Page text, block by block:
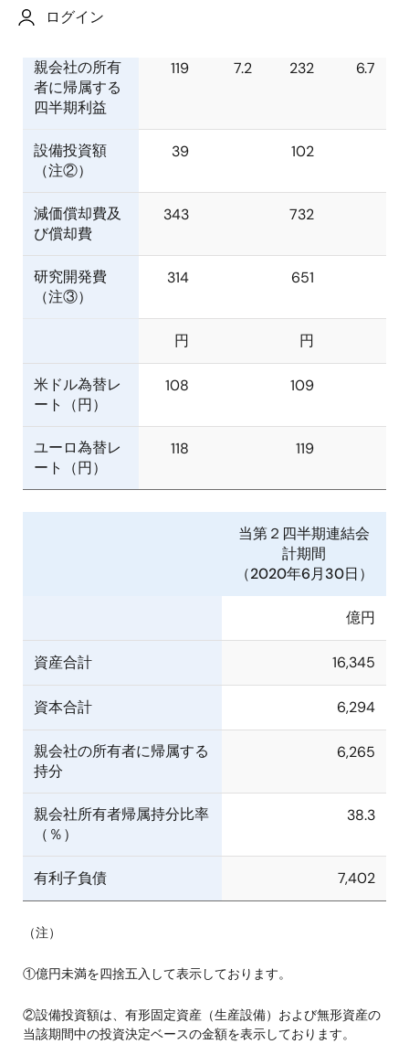
ログイン
営業利益
親会社の所有
者に帰属する
四半期利益
119 7.2 232 6.7
設備投資額
（注②）
39 102
減価償却費及
び償却費
343 732
研究開発費
（注③）
314 651
円 円
米ドル為替レ
ート（円）
108 109
ユーロ為替レ
ート（円）
118 119
当第２四半期連結会
計期間
（2020年6月30日）
億円
資産合計 16,345
資本合計 6,294
親会社の所有者に帰属する
持分
6,265
親会社所有者帰属持分比率
（％）
38.3
有利子負債 7,402
（注）
①億円未満を四捨五入して表示しております。
②設備投資額は、有形固定資産（生産設備）および無形資産の
当該期間中の投資決定ベースの金額を表示しております。